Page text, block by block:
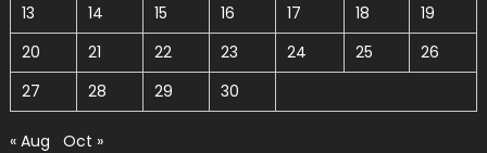
13
14 15 16 17 18
19
20
21 22 23 24 25
26
27
28 29 30
« Aug Oct »